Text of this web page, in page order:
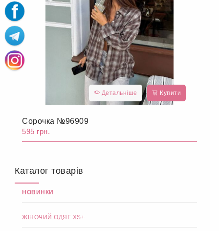
Детальніше Купити
Сорочка №96909
595 грн.
Каталог товарів
НОВИНКИ
ЖІНОЧИЙ ОДЯГ XS+